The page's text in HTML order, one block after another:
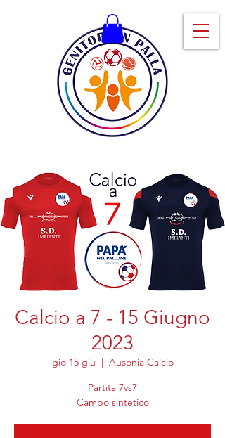
Calcio a 7 - 15 Giugno
2023
gio 15 giu
  |
Ausonia Calcio
Partita 7vs7
Campo sintetico